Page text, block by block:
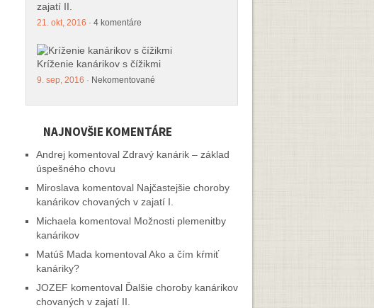
zajatí II.
21. okt, 2016 · 4 komentáre
Kríženie kanárikov s čížikmi
9. sep, 2016 · Nekomentované
NAJNOVŠIE KOMENTÁRE
Andrejkomentoval Zdravý kanárik – základ
úspešného chovu
Miroslava komentoval Najčastejšie choroby
kanárikov chovaných v zajatí I.
Michaela komentoval Možnosti plemenitby
kanárikov
Matúš Mada komentovalAko a čím kŕmiť
kanáriky?
JOZEF komentoval Ďalšie choroby kanárikov
chovaných v zajatí II.